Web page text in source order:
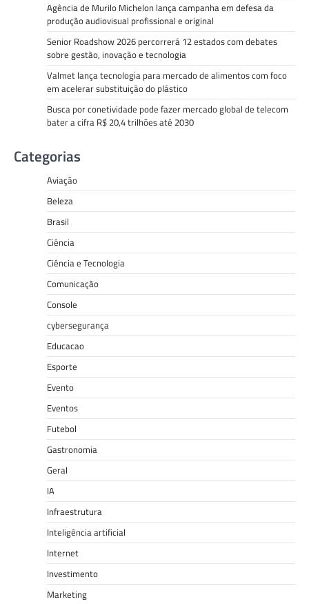
Agência de Murilo Michelon lança campanha em defesa da
produção audiovisual profissional e original
Senior Roadshow 2026 percorrerá 12 estados com debates
sobre gestão, inovação e tecnologia
Valmet lança tecnologia para mercado de alimentos com foco
em acelerar substituição do plástico
Busca por conetividade pode fazer mercado global de telecom
bater a cifra R$ 20,4 trilhões até 2030
Categorias
Aviação
Beleza
Brasil
Ciência
Ciência e Tecnologia
Comunicação
Console
cybersegurança
Educacao
Esporte
Evento
Eventos
Futebol
Gastronomia
Geral
IA
Infraestrutura
Inteligência artificial
Internet
Investimento
Marketing